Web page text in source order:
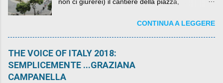
non ci giurerei) il cantiere della piazza,
per un numero esorbitante di mesi, non ci sarà
più. C'era una volta Piazza XX Settembre ,
CONTINUA A LEGGERE
THE VOICE OF ITALY 2018:
SEMPLICEMENTE ...GRAZIANA
CAMPANELLA